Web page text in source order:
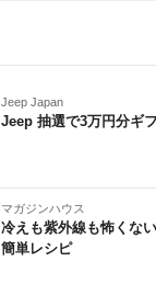
Jeep Japan
Jeep 抽選で3万円分ギ
マガジンハウス
冷えも紫外線も怖くな
簡単レシピ